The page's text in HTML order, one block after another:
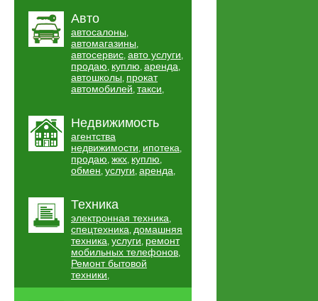
Авто
автосалоны,
автомагазины,
автосервис, авто услуги,
продаю, куплю, аренда,
автошколы, прокат
автомобилей, такси,
Недвижимость
агентства
недвижимости, ипотека,
продаю, жкх, куплю,
обмен, услуги, аренда,
Техника
электронная техника,
спецтехника, домашняя
техника, услуги, ремонт
мобильных телефонов,
Ремонт бытовой
техники,